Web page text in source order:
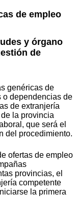
de empleo
y órgano
de
genéricas de
o dependencias de
de extranjería
la provincia
que será el
del procedimiento.
ofertas de empleo
provincias, el
competente
la primera